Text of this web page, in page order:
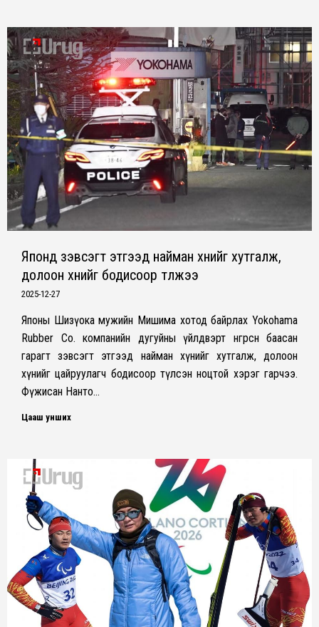
Японд зэвсэгт этгээд найман хүнийг хутгалж,
долоон хүнийг бодисоор түлжээ
2025-12-27
Японы Шизүока мужийн Мишима хотод байрлах Yokohama
Rubber Co. компанийн дугуйны үйлдвэрт өнгөрсөн баасан
гарагт зэвсэгт этгээд найман хүнийг хутгалж, долоон
хүнийг цайруулагч бодисоор түлсэн ноцтой хэрэг гарчээ.
Фүжисан Нанто…
Цааш унших